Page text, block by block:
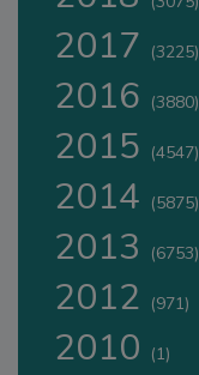
2017 (3225)
2016 (3880)
2015 (4547)
2014 (5875)
2013 (6753)
2012 (971)
2010 (1)